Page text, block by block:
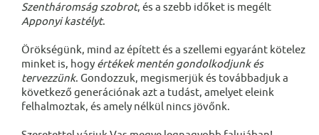
Szentháromság szobrot, és a szebb időket is megélt
Apponyi kastélyt.
Örökségünk, mind az épített és a szellemi egyaránt kötelez
minket is, hogy értékek mentén gondolkodjunk és
tervezzünk. Gondozzuk, megismerjük és továbbadjuk a
következő generációnak azt a tudást, amelyet eleink
felhalmoztak, és amely nélkül nincs jövőnk.